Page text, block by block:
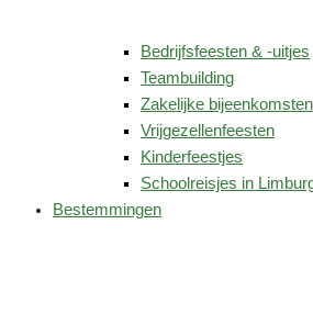
Bedrijfsfeesten & -uitjes
Teambuilding
Zakelijke bijeenkomsten
Vrijgezellenfeesten
Kinderfeestjes
Schoolreisjes in
Bestemmingen